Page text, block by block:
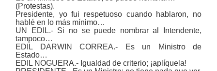
(Protestas).
Presidente, yo fui respetuoso cuando hablaron, no
hablé en lo más mínimo…
UN EDIL.- Si no se puede nombrar al Intendente,
tampoco…
EDIL DARWIN CORREA.- Es un Ministro de
Estado…
EDIL NOGUERA.- Igualdad de criterio; ¡aplíquela!